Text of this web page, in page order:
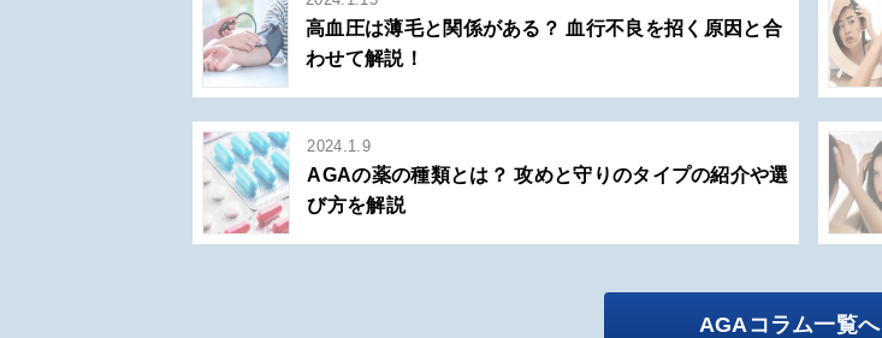
高血圧は薄毛と関係がある？ 血行不良を招く原因と合
わせて解説！
2024.1.9
AGAの薬の種類とは？ 攻めと守りのタイプの紹介や選
び方を解説
AGAコラム一覧へ